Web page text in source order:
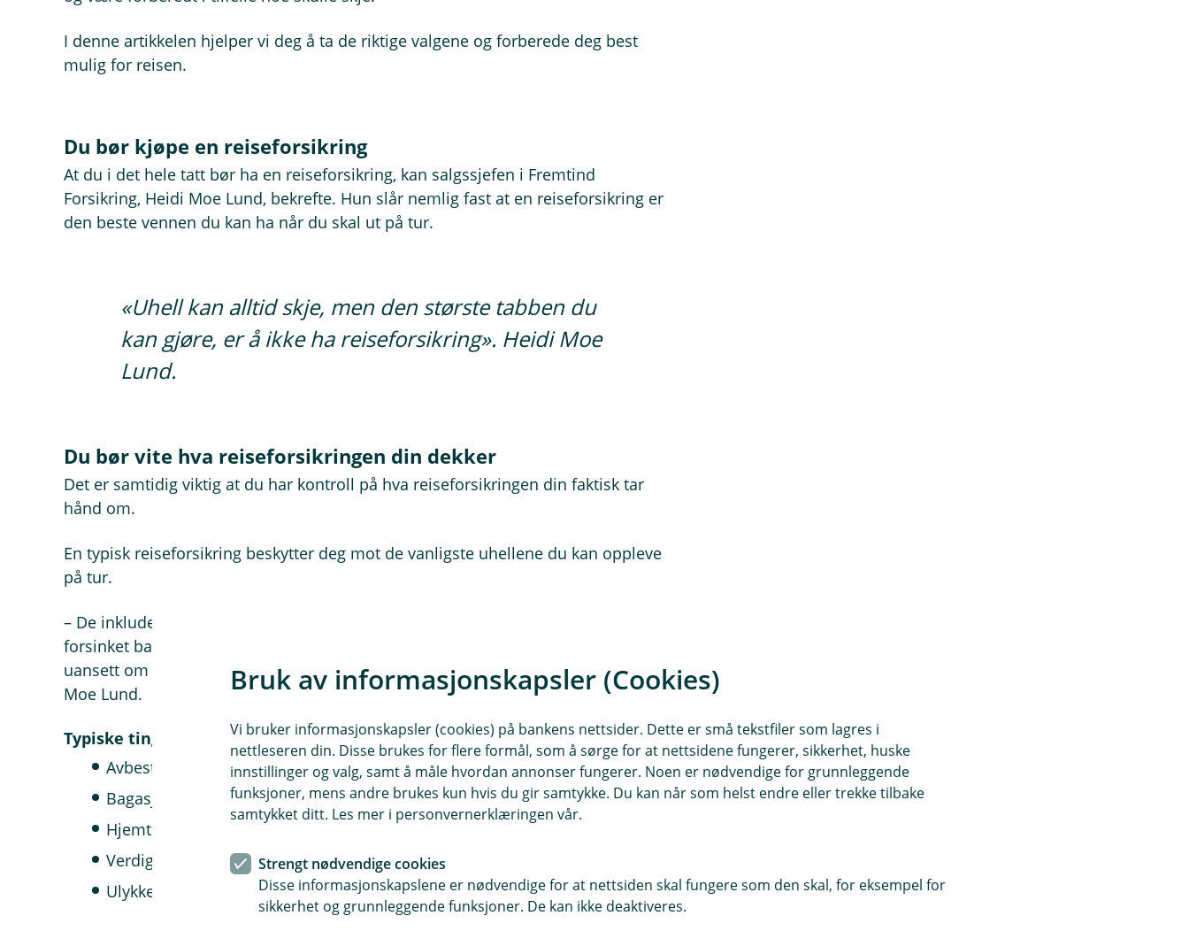
I denne artikkelen hjelper vi deg å ta de riktige valgene og forberede deg best
mulig for reisen.
Du bør kjøpe en reiseforsikring
At du i det hele tatt bør ha en reiseforsikring, kan salgssjefen i Fremtind
Forsikring, Heidi Moe Lund, bekrefte. Hun slår nemlig fast at en reiseforsikring er
den beste vennen du kan ha når du skal ut på tur.
«Uhell kan alltid skje, men den største tabben du
kan gjøre, er å ikke ha reiseforsikring». Heidi Moe
Lund.
Du bør vite hva reiseforsikringen din dekker
Det er samtidig viktig at du har kontroll på hva reiseforsikringen din faktisk tar
hånd om.
En typisk reiseforsikring beskytter deg mot de vanligste uhellene du kan oppleve
på tur.
– De inkluderer de vanligste skadetypene som er reisesyke, tyveri av reisegods og
forsinket bagasje. En reiseforsikring dekker deg tjuefire timer i døgnet, og gjelder
uansett om du skal tre uker på safari i Afrika eller en snartur til hytta, forklarer
Moe Lund.
Typiske ting en god reiseforsikring dekker:
Avbestilling
Bagasje
Hjemtransport og utgifter ved sykdom og ulykke
Verdigjenstander
Ulykker
Bruk av informasjonskapsler (Cookies)
Vi bruker informasjonskapsler (cookies) på bankens nettsider. Dette er små tekstfiler som lagres i
nettleseren din. Disse brukes for flere formål, som å sørge for at nettsidene fungerer, sikkerhet, huske
innstillinger og valg, samt å måle hvordan annonser fungerer. Noen er nødvendige for grunnleggende
funksjoner, mens andre brukes kun hvis du gir samtykke. Du kan når som helst endre eller trekke tilbake
samtykket ditt. Les mer i personvernerklæringen vår.
Strengt nødvendige cookies
Disse informasjonskapslene er nødvendige for at nettsiden skal fungere som den skal, for eksempel for
sikkerhet og grunnleggende funksjoner. De kan ikke deaktiveres.